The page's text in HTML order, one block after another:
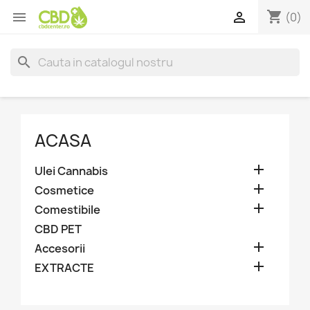
 shopping_cart (0)

search
ACASA
Ulei Cannabis 
Cosmetice 
Comestibile 
CBD PET
Accesorii

EXTRACTE 